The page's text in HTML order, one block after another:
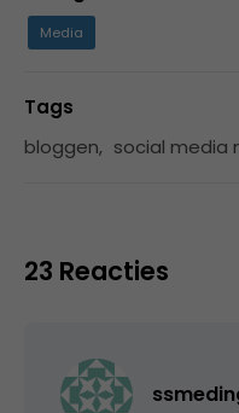
Media
Tags
bloggen, social media
23 Reacties